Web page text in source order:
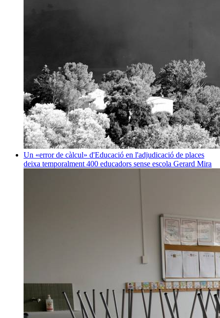
Un «error de càlcul» d'Educació en l'adjudicació de places
deixa temporalment 400 educadors sense escola Gerard Mira